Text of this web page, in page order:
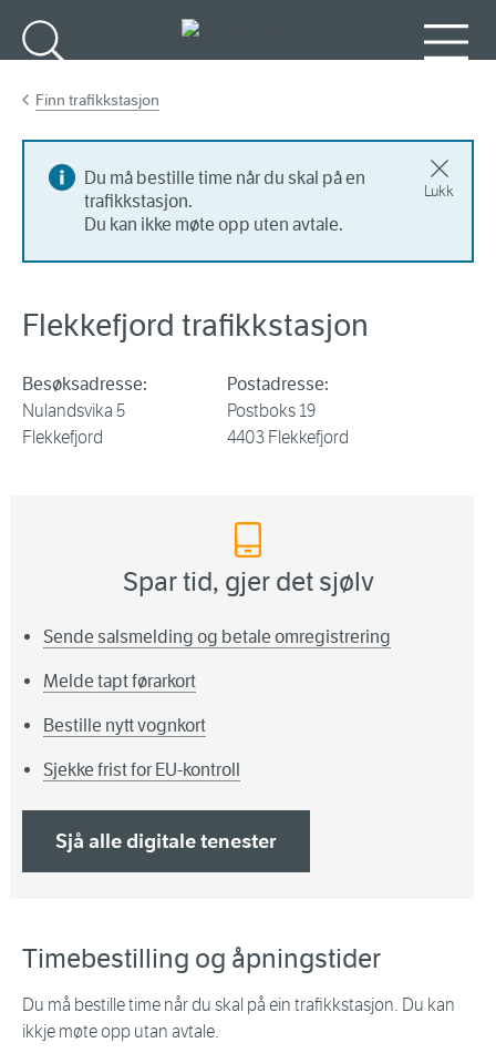
Finn trafikkstasjon
Du må bestille time når du skal på en
trafikkstasjon.
Du kan ikke møte opp uten avtale.
Lukk
Flekkefjord trafikkstasjon
Besøksadresse:
Nulandsvika 5
Flekkefjord
Postadresse:
Postboks 19
4403 Flekkefjord
Spar tid, gjer det sjølv
Sende salsmelding og betale omregistrering
Melde tapt førarkort
Bestille nytt vognkort
Sjekke frist for EU-kontroll
Sjå alle digitale tenester
Timebestilling og åpningstider
Du må bestille time når du skal på ein trafikkstasjon. Du kan
ikkje møte opp utan avtale.